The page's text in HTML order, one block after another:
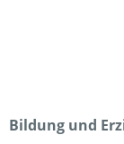
Bildung und